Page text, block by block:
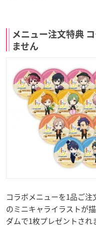
メニュー注文特典
ません
コラボメニューを1品ご
のミニキャライラストが
ダムで1枚プレゼントされ